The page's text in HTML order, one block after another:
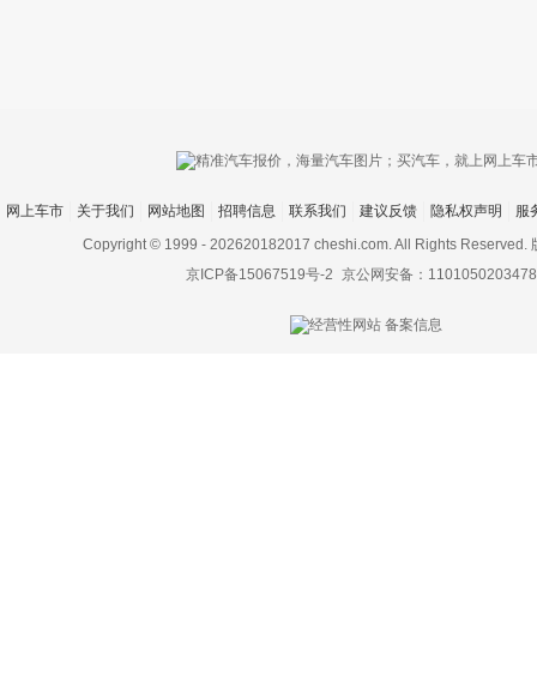
上传图片最多
网上车市 关于我们 网站地图 招聘信息 联系我们 建议反馈 隐私权声明
服
Copyright © 1999 - 202620182017 cheshi.com. All Rights Reserved.
京ICP备15067519号-2 京公网安备：